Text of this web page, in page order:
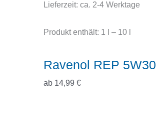
Lieferzeit: ca. 2-4 Werktage
Produkt enthält: 1 – 10
Ravenol REP 5W30
ab 14,99 €